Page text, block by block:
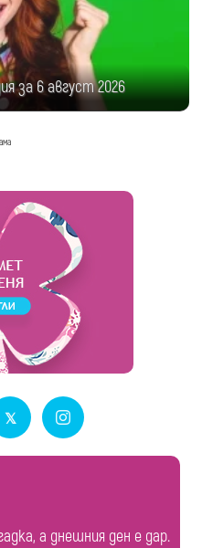
за 6 август 2026
а днешния ден е дар.